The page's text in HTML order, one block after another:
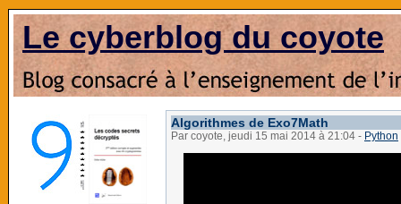
Le cyberblog du coyote
Algorithmes de Exo7Math
Par coyote, jeudi 15 mai 2014 à 21:04 - Python